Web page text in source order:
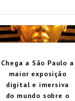
Chega a São Paulo a
maior exposição
digital e imersiva
do mundo sobre o